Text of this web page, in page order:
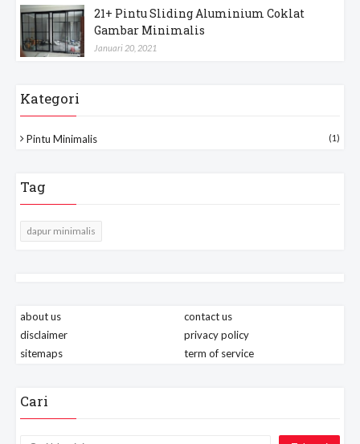
21+ Pintu Sliding Aluminium Coklat
Gambar Minimalis
Januari 20, 2021
Kategori
Pintu Minimalis (1)
Tag
dapur minimalis
about us
contact us
disclaimer
privacy policy
sitemaps
term of service
Cari